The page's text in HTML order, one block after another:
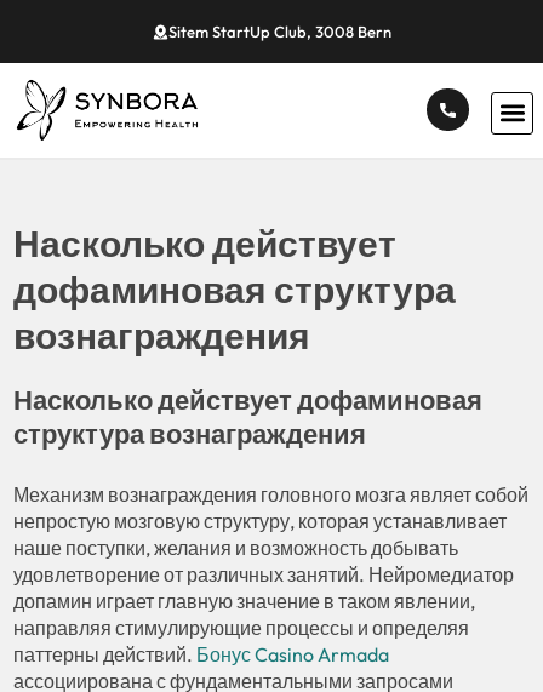
Sitem StartUp Club, 3008 Bern
Насколько действует
дофаминовая структура
вознаграждения
Насколько действует дофаминовая
структура вознаграждения
Механизм вознаграждения головного мозга являет собой
непростую мозговую структуру, которая устанавливает
наше поступки, желания и возможность добывать
удовлетворение от различных занятий. Нейромедиатор
допамин играет главную значение в таком явлении,
направляя стимулирующие процессы и определяя
паттерны действий. Бонус Casino Armada
ассоциирована с фундаментальными запросами